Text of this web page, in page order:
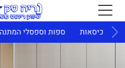
כיסאות ספות וספסלי המתנה